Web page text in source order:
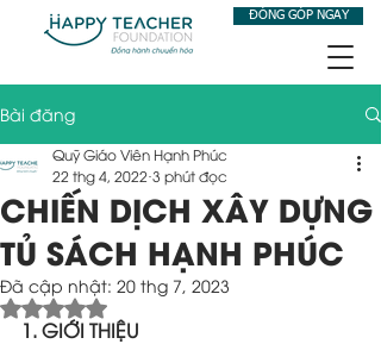
ĐÓNG GÓP NGAY
Bài đăng
CHIẾN DỊCH XÂY DỰNG
TỦ SÁCH HẠNH PHÚC
Quỹ Giáo Viên Hạnh Phúc
22 thg 4, 2022 3 phút đọc
Đã cập nhật: 20 thg 7, 2023
Đã xếp hạng NaN/5 sao.
1. GIỚI THIỆU